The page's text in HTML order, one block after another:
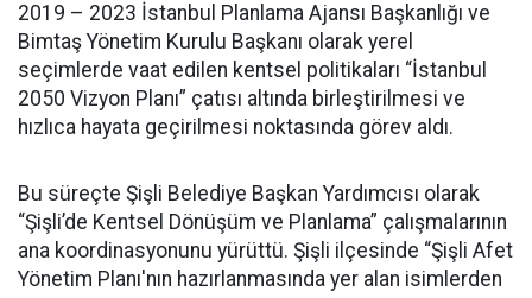
2019 – 2023 İstanbul Planlama Ajansı Başkanlığı ve
Bimtaş Yönetim Kurulu Başkanı olarak yerel
seçimlerde vaat edilen kentsel politikaları “İstanbul
2050 Vizyon Planı” çatısı altında birleştirilmesi ve
hızlıca hayata geçirilmesi noktasında görev aldı.
Bu süreçte Şişli Belediye Başkan Yardımcısı olarak
“Şişli’de Kentsel Dönüşüm ve Planlama” çalışmalarının
ana koordinasyonunu yürüttü. Şişli ilçesinde “Şişli Afet
Yönetim Planı'nın hazırlanmasında yer alan isimlerden